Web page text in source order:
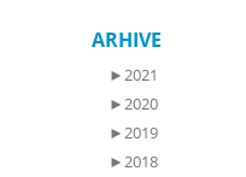
ARHIVE
►2021
►2020
►2019
►2018